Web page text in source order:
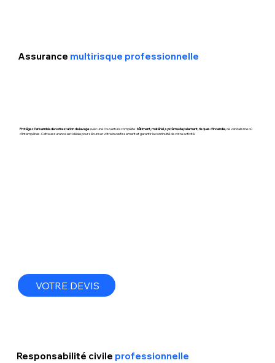
Assurance multirisque professionnelle
Protégez l’ensemble de votre station de lavageavec une couverture complète :bâtiment, matériel, système de paiement, risques d’incendie, de vandalisme ou
d’intempéries. Cette assurance est idéale pour sécuriser votre investissement et garantir la continuité de votre activité.
VOTRE DEVIS
Responsabilité civile professionnelle